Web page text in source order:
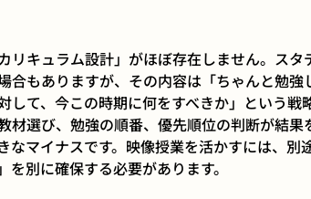
リキュラム設計」がほぼ存在しません。スタ
合もありますが、その内容は「ちゃんと勉強
て、今この時期に何をすべきか」という戦
材選び、勉強の順番、優先順位の判断が結果
なマイナスです。映像授業を活かすには、別
別に確保する必要があります。